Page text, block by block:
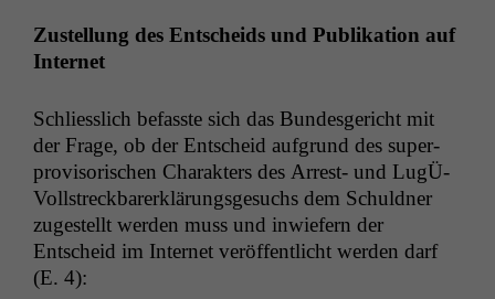
Zustel­lung des Entschei­ds und Pub­lika­tion auf
Internet
Schliesslich befasste sich das Bun­des­gericht mit
der Frage, ob der Entscheid auf­grund des super­
pro­vi­sorischen Charak­ters des Arrest- und LugÜ-
Voll­streck­bar­erk­lärungs­ge­suchs dem Schuld­ner
zugestellt wer­den muss und inwiefern der
Entscheid im Inter­net veröf­fentlicht wer­den darf
(E. 4):